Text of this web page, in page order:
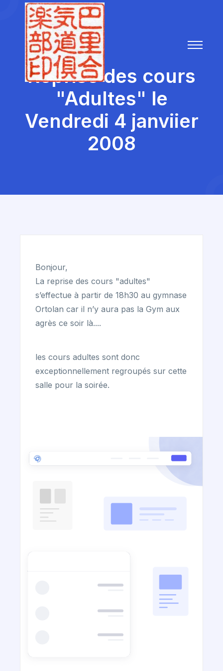
Reprise des cours
"Adultes" le
Vendredi 4 janviier
2008
Bonjour,
La reprise des cours "adultes"
s’effectue à partir de 18h30 au gymnase
Ortolan car il n’y aura pas la Gym aux
agrès ce soir là....
les cours adultes sont donc
exceptionnellement regroupés sur cette
salle pour la soirée.